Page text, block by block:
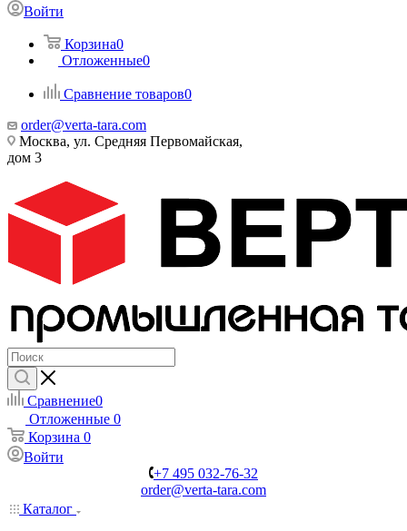
Войти
Корзина0
Отложенные0
Сравнение товаров0
order@verta-tara.com
Москва, ул. Средняя Первомайская,
дом 3
Сравнение0
Отложенные 0
Корзина 0
Войти
+7 495 032-76-32
order@verta-tara.com
Каталог